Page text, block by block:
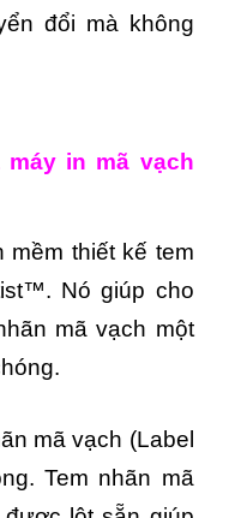
đổi mà không
máy in mã vạch
mềm thiết kế tem
Nó giúp cho
mã vạch một
mã vạch (Label
Tem nhãn mã